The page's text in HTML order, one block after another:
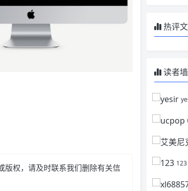
版权，请及时联系我们删除有关信
热评
读者墙
123